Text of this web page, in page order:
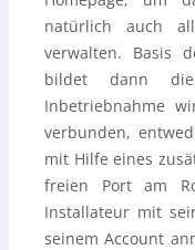
natürlich auch
verwalten. Basis
bildet dann
Inbetriebnahme
verbunden,
mit Hilfe eines
freien Port am
Installateur mit
seinem Account